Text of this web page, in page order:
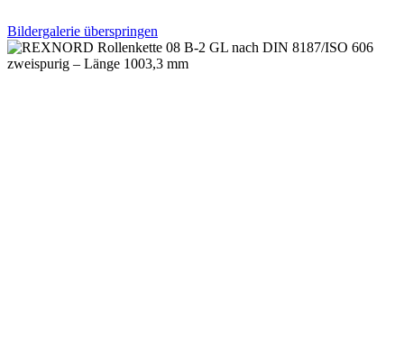
Bildergalerie überspringen